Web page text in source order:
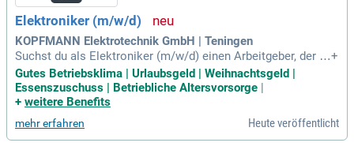
Elektroniker (m/w/d)
KOPFMANN Elektrotechnik GmbH | Teningen
Suchst du als Elektroniker (m/w/d) einen Arbeitgeber, der d
eine Talente wertschätzt und dir optimale Arbeitsbedingung
en bietet? Bei Kopfmann Elektrotechnik fördern wir sowohl
Berufsneulinge als auch erfahrene Fachkräfte. Profitier von
d 30 Tagen Urlaub. Unsere Arbeitszeiten sind planbar, ohne
Schichtdienst, sodass du abends zu Hause bist. Genieße zu
+
Gutes Betriebsklima | Urlaubsgeld | Weihnachtsgeld |
Essenszuschuss | Betriebliche Altersvorsorge
+ weitere Benefits
mehr erfahren Heute veröffentlicht